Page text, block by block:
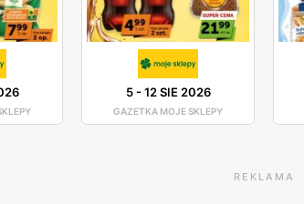
5-12 SIE 2026
GAZETKA MOJE SKLEPY
REKLAMA